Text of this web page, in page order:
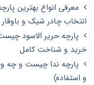
معرفی انواع بهترین
انتخاب چادر شیک و باوقار
پارچه حریر الاسود
خرید و شناخت کامل
پارچه ندا چیست و چه
و استفاده)